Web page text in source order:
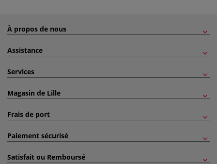
À propos de nous
Assistance
Services
Magasin de Lille
Frais de port
Paiement sécurisé
Satisfait ou Remboursé